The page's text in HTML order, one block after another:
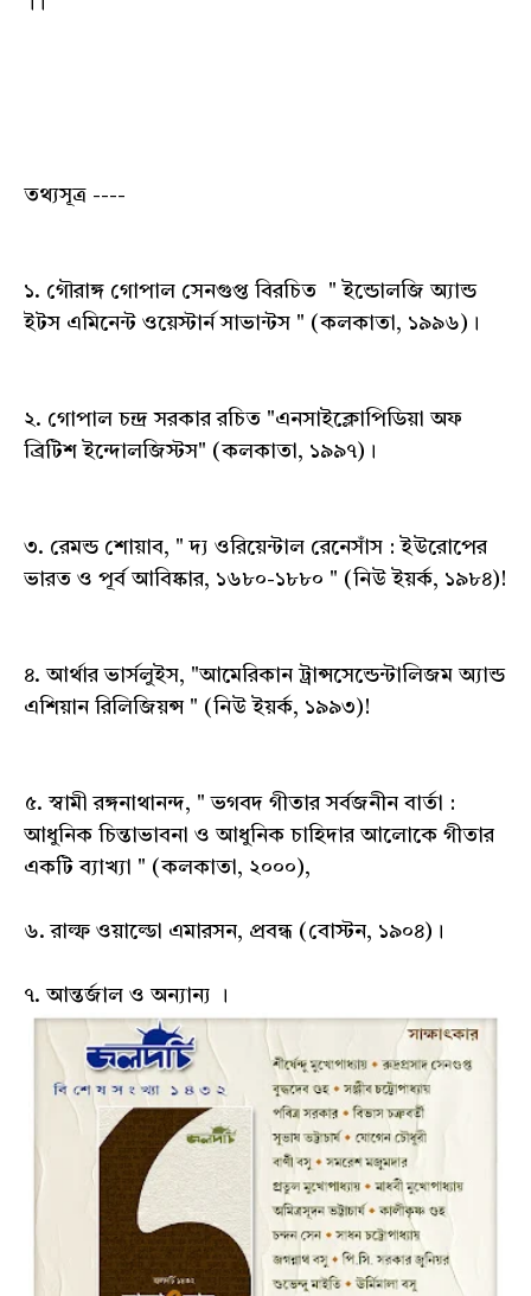
তথ্যসূত্র ----
১. গৌরাঙ্গ গোপাল সেনগুপ্ত বিরচিত " ইন্ডোলজি অ্যান্ড
ইটস এমিনেন্ট ওয়েস্টার্ন সাভান্টস " (কলকাতা, ১৯৯৬)।
২. গোপাল চন্দ্র সরকার রচিত "এনসাইক্লোপিডিয়া অফ
ব্রিটিশ ইন্দোলজিস্টস" (কলকাতা, ১৯৯৭)।
৩. রেমন্ড শোয়াব, " দ্য ওরিয়েন্টাল রেনেসাঁস : ইউরোপের
ভারত ও পূর্ব আবিষ্কার, ১৬৮০-১৮৮০ " (নিউ ইয়র্ক, ১৯৮৪)!
৪. আর্থার ভার্সলুইস, "আমেরিকান ট্রান্সসেন্ডেন্টালিজম অ্যান্ড
এশিয়ান রিলিজিয়ন্স " (নিউ ইয়র্ক, ১৯৯৩)!
৫. স্বামী রঙ্গনাথানন্দ, " ভগবদ গীতার সর্বজনীন বার্তা :
আধুনিক চিন্তাভাবনা ও আধুনিক চাহিদার আলোকে গীতার
একটি ব্যাখ্যা " (কলকাতা, ২০০০),
৬. রাল্ফ ওয়াল্ডো এমারসন, প্রবন্ধ (বোস্টন, ১৯০৪)।
৭. আন্তর্জাল ও অন্যান্য ।